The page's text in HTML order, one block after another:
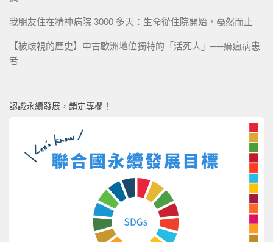
我朋友住在精神病院 3000 多天：生命從住院開始，戞然而止
【被歧視的歷史】中古歐洲地位獨特的「活死人」──痲瘋病患
者
認識永續發展，鎖定專欄！